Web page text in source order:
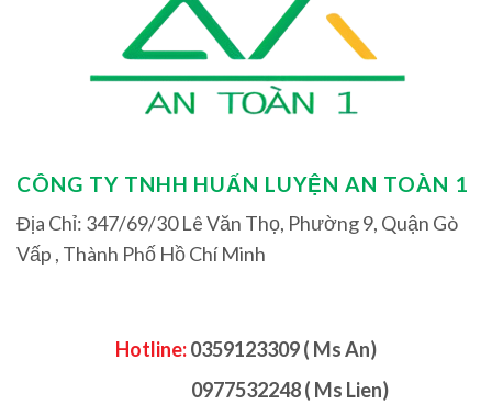
CÔNG TY TNHH HUẤN LUYỆN AN TOÀN 1
Địa Chỉ: 347/69/30 Lê Văn Thọ, Phường 9, Quận Gò
Vấp , Thành Phố Hồ Chí Minh
Hotline:0359123309 ( Ms An)
0977532248 ( Ms Lien)